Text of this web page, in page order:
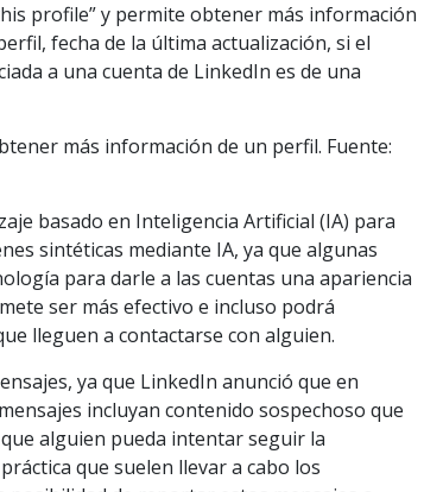
profile” y permite obtener más información
fecha de la última actualización, si el
a una cuenta de LinkedIn es de una
más información de un perfil. Fuente:
basado en Inteligencia Artificial (IA) para
sintéticas mediante IA, ya que algunas
para darle a las cuentas una apariencia
ser más efectivo e incluso podrá
lleguen a contactarse con alguien.
ya que LinkedIn anunció que en
incluyan contenido sospechoso que
alguien pueda intentar seguir la
que suelen llevar a cabo los